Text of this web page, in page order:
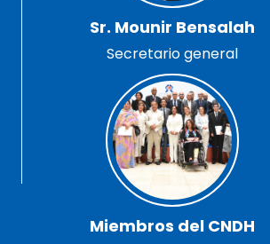
Sr. Mounir Bensalah
Secretario general
Miembros del CNDH